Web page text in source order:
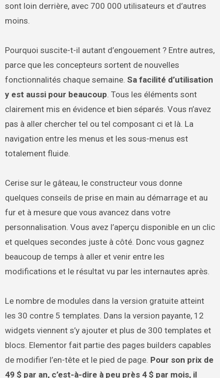
sont loin derrière, avec 700 000 utilisateurs et d’autres
moins.
Pourquoi suscite-t-il autant d’engouement ? Entre autres,
parce que les concepteurs sortent de nouvelles
fonctionnalités chaque semaine. Sa facilité d’utilisation
y est aussi pour beaucoup. Tous les éléments sont
clairement mis en évidence et bien séparés. Vous n’avez
pas à aller chercher tel ou tel composant ci et là. La
navigation entre les menus et les sous-menus est
totalement fluide.
Cerise sur le gâteau, le constructeur vous donne
quelques conseils de prise en main au démarrage et au
fur et à mesure que vous avancez dans votre
personnalisation. Vous avez l’aperçu disponible en un clic
et quelques secondes juste à côté. Donc vous gagnez
beaucoup de temps à aller et venir entre les
modifications et le résultat vu par les internautes après.
Le nombre de modules dans la version gratuite atteint
les 30 contre 5 templates. Dans la version payante, 12
widgets viennent s’y ajouter et plus de 300 templates et
blocs. Elementor fait partie des pages builders capables
de modifier l’en-tête et le pied de page. Pour son prix de
49 $ par an, c’est-à-dire à peu près 4 $ par mois, il